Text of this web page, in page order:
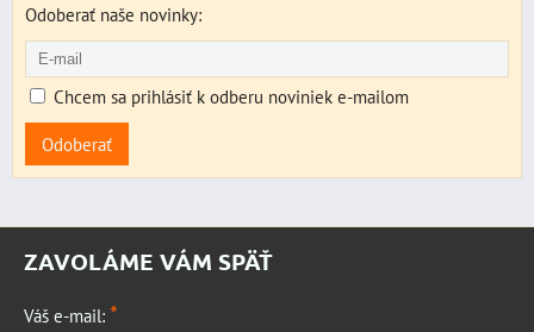
Odoberať naše novinky:
Chcem sa prihlásiť k odberu noviniek e-mailom
Odoberať
ZAVOLÁME VÁM SPÄŤ
Váš e-mail: *